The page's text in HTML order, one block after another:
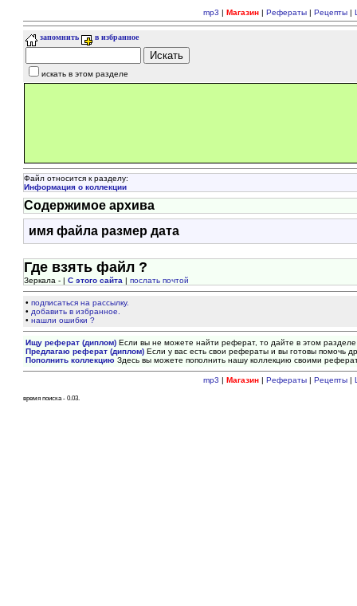
mp3 | Магазин| Рефераты| Рецепты|
запомнить в избранное
искать в этом разделе
Файл относится к разделу:
Информация о коллекции
Содержимое архива
имя файла размер дата
Где взять файл ?
Зеркала - |С этого сайта |послать почтой
•подписаться на рассылку.
• добавить в избранное.
•нашли ошибки ?
Ищу реферат (диплом) Если вы не можете найти реферат, то дайте в этом
Предлагаю реферат (диплом) Если у вас есть свои рефераты и вы готовы помочь
Пополнить коллекцию Здесь вы можете пополнить нашу коллекцию своими
mp3 | Магазин| Рефераты| Рецепты|
время поиска - 0.03.